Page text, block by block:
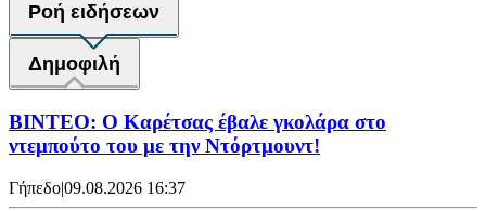
Ροή ειδήσεων
Δημοφιλή
ΒΙΝΤΕΟ: Ο Καρέτσας έβαλε γκολάρα στο
ντεμπούτο του με την Ντόρτμουντ!
Γήπεδο|09.08.2026 16:37